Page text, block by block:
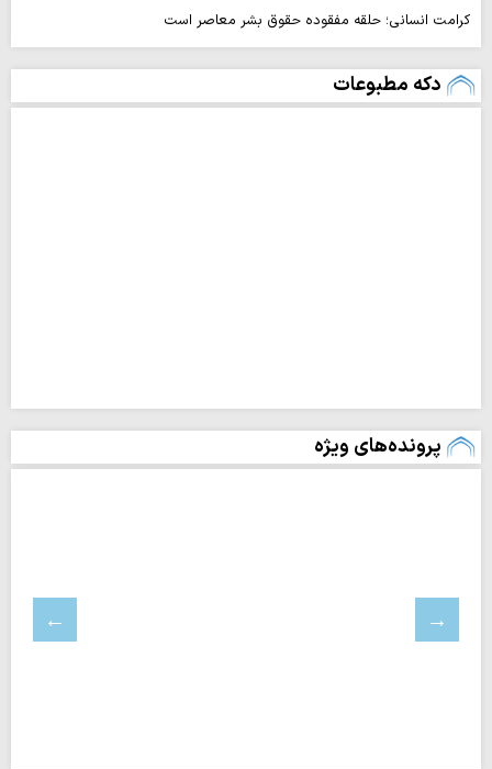
کرامت انسانی؛ حلقه مفقوده حقوق بشر معاصر است
دکه مطبوعات
پرونده‌های ویژه